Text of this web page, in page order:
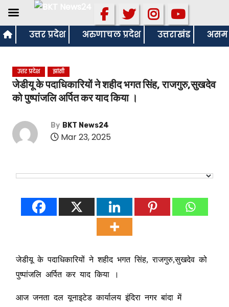
S
k
उत्तर प्रदेश अरुणाचल प्रदेश उत्तराखंड असम
उत्तर प्रदेश झांसी
जेडीयू के पदाधिकारियों ने शहीद भगत सिंह, राजगुरु,सुखदेव
को पुष्पांजलि अर्पित कर याद किया ।
By BKT News24
Mar 23, 2025
जेडीयू के पदाधिकारियों ने शहीद भगत सिंह, राजगुरु,सुखदेव को
पुष्पांजलि अर्पित कर याद किया ।
आज जनता दल यूनाइटेड कार्यालय इंदिरा नगर बांदा में